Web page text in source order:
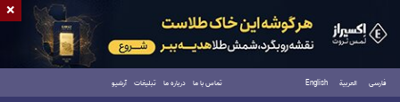
فارسی العربية English تماس با ما درباره ما تبلیغات آرشیو
×